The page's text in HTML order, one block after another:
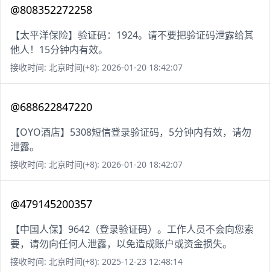
@808352272258
【太平洋保险】验证码：1924。请不要把验证码泄露给其
他人！15分钟内有效。
接收时间: 北京时间(+8): 2026-01-20 18:42:07
@688622847220
【OYO酒店】5308短信登录验证码，5分钟内有效，请勿
泄露。
接收时间: 北京时间(+8): 2026-01-20 18:42:07
@479145200357
【中国人保】9642（登录验证码）。工作人员不会向您索
要，请勿向任何人泄露，以免造成账户或资金损失。
接收时间: 北京时间(+8): 2025-12-23 12:48:14